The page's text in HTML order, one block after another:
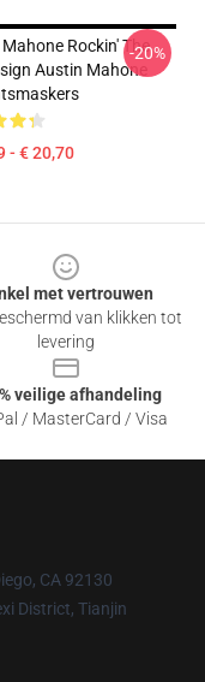
Rockin' The
Austin Mahone
- € 20,70
-20%
met vertrouwen
van klikken tot
levering
veilige afhandeling
/ MasterCard / Visa
CA 92130
District, Tianjin